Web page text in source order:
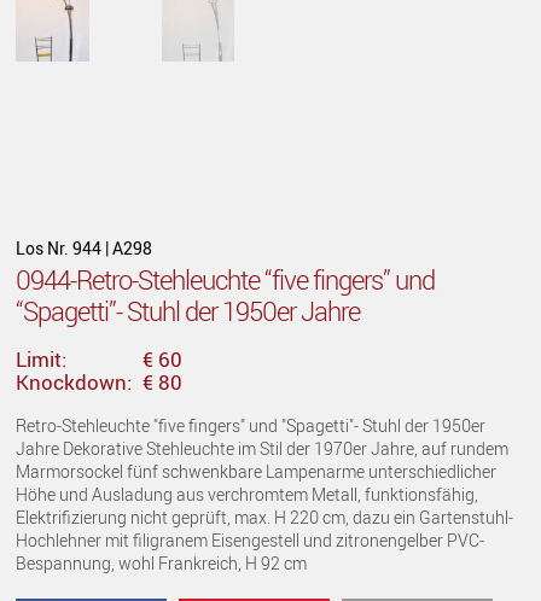
Los Nr. 944 | A298
0944-Retro-Stehleuchte “five fingers” und
“Spagetti”- Stuhl der 1950er Jahre
Limit:
€ 60
Knockdown: € 80
Retro-Stehleuchte "five fingers" und "Spagetti"- Stuhl der 1950er
Jahre Dekorative Stehleuchte im Stil der 1970er Jahre, auf rundem
Marmorsockel fünf schwenkbare Lampenarme unterschiedlicher
Höhe und Ausladung aus verchromtem Metall, funktionsfähig,
Elektrifizierung nicht geprüft, max. H 220 cm, dazu ein Gartenstuhl-
Hochlehner mit filigranem Eisengestell und zitronengelber PVC-
Bespannung, wohl Frankreich, H 92 cm